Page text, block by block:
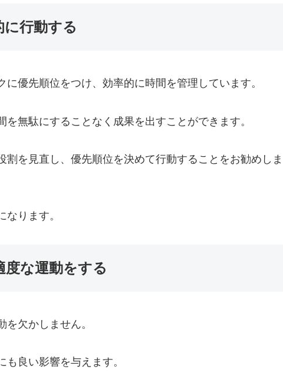
行動する
優先順位をつけ、効率的に時間を管理しています。
無駄にすることなく成果を出すことができます。
を見直し、優先順位を決めて行動することをお勧めしま
ります。
な運動をする
欠かしません。
良い影響を与えます。